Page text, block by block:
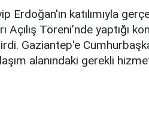
Erdoğan'ın katılımıyla
Töreni’nde yaptığı
Gaziantep'e
alanındaki gerekli